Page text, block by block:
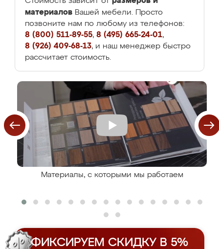
материалов Вашей мебели. Просто
позвоните нам по любому из телефонов:
8 (800) 511-89-55, 8 (495) 665-24-01,
8 (926) 409-68-13, и наш менеджер быстро
рассчитает стоимость.
Материалы, с которыми мы работаем
ФИКСИРУЕМ СКИДКУ В 5%